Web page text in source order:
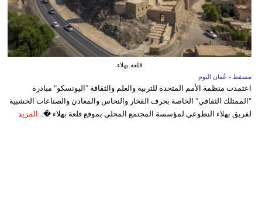
قلعة بهلاء
مسقط - عُمان اليوم
اعتمدت منظمة الأمم المتحدة للتربية والعلم والثقافة "اليونسكو" مبادرة
"الممتلك الثقافي" الخاصة بحرف الفخار والنحاس والمعادن والصناعات الخشبية
لفريق بهلاء التطوعي لمؤسسة المجتمع المحلي بموقع قلعة بهلاء �... المزيد